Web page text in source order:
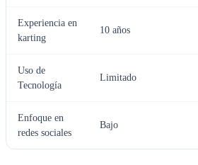
Experiencia en
karting
10 años
Uso de
Tecnología
Limitado
Enfoque en
redes sociales
Bajo